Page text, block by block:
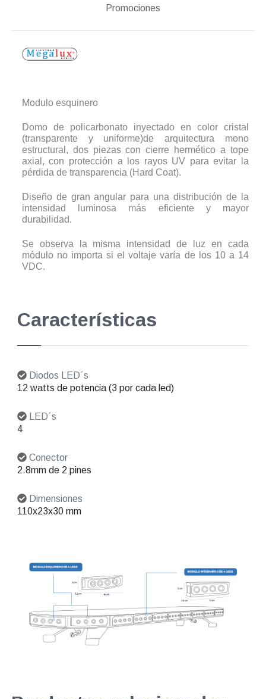
Promociones
Modulo esquinero
Domo de policarbonato inyectado en color cristal
(transparente y uniforme)de arquitectura mono
estructural, dos piezas con cierre hermético a tope
axial, con protección a los rayos UV para evitar la
pérdida de transparencia (Hard Coat).
Diseño de gran angular para una distribución de la
intensidad luminosa más eficiente y mayor
durabilidad.
Se observa la misma intensidad de luz en cada
módulo no importa si el voltaje varía de los 10 a 14
VDC.
Características
Diodos LED´s
12 watts de potencia (3 por cada led)
LED´s
4
Conector
2.8mm de 2 pines
Dimensiones
110x23x30 mm